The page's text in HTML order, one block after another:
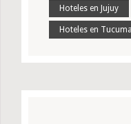
Hoteles en Jujuy
Hoteles en